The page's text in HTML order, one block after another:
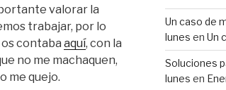
valorar la
trabajar, por lo
contaba aquí, con la
no me machaquen,
me quejo.
Un caso de
lunes en Un
Soluciones
lunes en